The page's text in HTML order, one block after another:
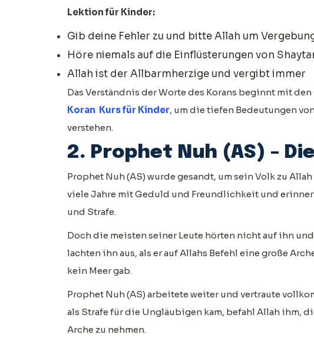
Lektion für Kinder:
Gib deine Fehler zu und bitte Allah um
Höre niemals auf die Einflüsterungen von
Allah ist der Allbarmherzige und vergibt immer
Das Verständnis der Worte des Korans beginnt mit
Koran Kursfür Kinder, um die tiefen Bedeutungen
verstehen.
2. Prophet Nuh (AS) –
Prophet Nuh (AS) wurde gesandt, um sein Volk zu
viele Jahre mit Geduld und Freundlichkeit und
und Strafe.
Doch die meisten seiner Leute hörten nicht auf ihn
lachten ihn aus, als er auf Allahs Befehl eine große
kein Meer gab.
Prophet Nuh (AS) arbeitete weiter und vertraute
als Strafe für die Ungläubigen kam, befahl Allah ihm,
Arche zu nehmen.